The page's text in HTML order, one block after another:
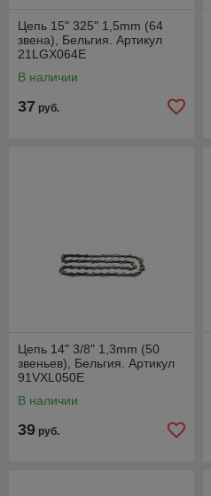
Цепь 15" 325" 1,5mm (64
звена), Бельгия. Артикул
21LGX064E
В наличии
37 руб.
Цепь 14" 3/8" 1,3mm (50
звеньев), Бельгия. Артикул
91VXL050E
В наличии
39 руб.